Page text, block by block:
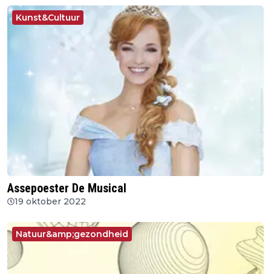
Kunst&Cultuur
Assepoester De Musical
19 oktober 2022
Natuur&amp;gezondheid